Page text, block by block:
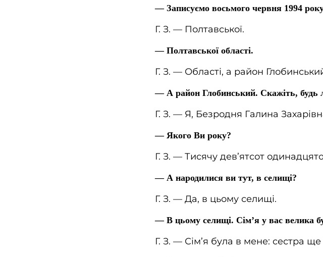
— Записуємо восьмого червня 1994
Г. З. — Полтавської.
— Полтавської області.
Г. З. — Області, а район
— А район Глобинський. Скажіть, будь
Г. З. — Я, Безродня Галина
— Якого Ви року?
Г. З. — Тисячу дев’ятсот
— А народилися ви тут, в селищі?
Г. З. — Да, в цьому селищі.
— В цьому селищі. Сім’я у вас велика
Г. З. — Сім’я була в мене: сестра